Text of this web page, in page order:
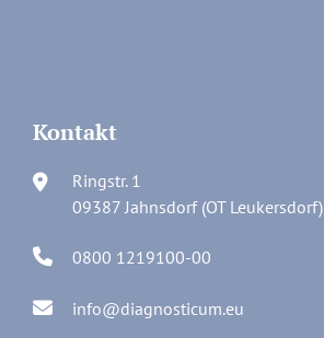
Kontakt
Ringstr. 1
09387 Jahnsdorf (OT Leukersdorf)
0800 1219100-00
info@diagnosticum.eu